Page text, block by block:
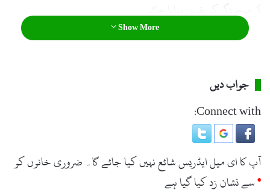
Show More
جواب دیں
Connect with:
آپ کا ای میل ایڈریس شائع نہیں کیا جائے گا۔ ضروری خانوں کو
*سے نشان زد کیا گیا ہے